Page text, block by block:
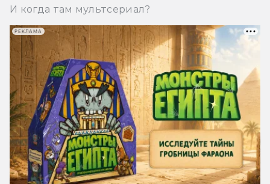
И когда там мультсериал?
РЕКЛАМА